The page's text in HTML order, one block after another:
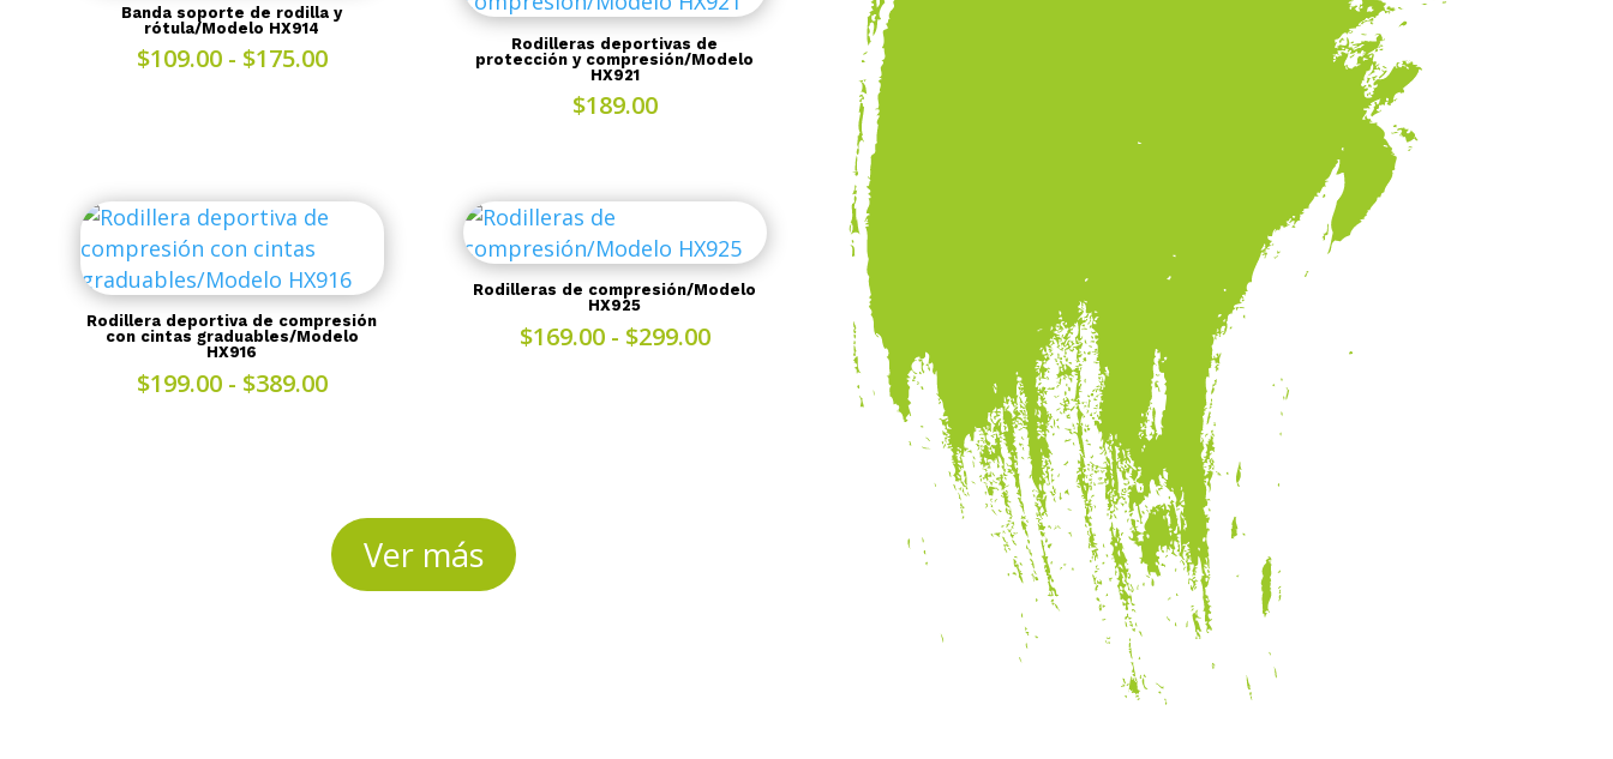
Banda soporte de rodilla y
rótula/Modelo HX914
$109.00 - $175.00Rango
hasta
Rodilleras deportivas de
protección y compresión/Modelo
HX921
$189.00
Rodillera deportiva de compresión
con cintas graduables/Modelo
HX916
$199.00 - $389.00Rango
hasta
$389.00
Rodilleras de compresión/Modelo
HX925
$169.00 - $299.00Rango
Ver más